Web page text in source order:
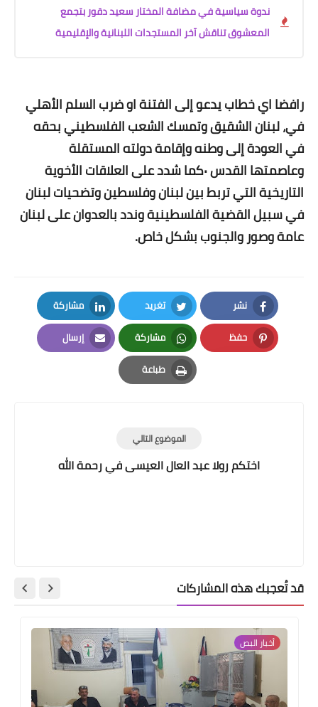
ندوة سياسية في مضافة المختار سعيد دقور بتجمع
المعشوق تناقش آخر المستجدات اللبنانية والإقليمية
رافضا اي خطاب يدعو إلى الفتنة او ضرب السلم الأهلي
في، لبنان الشقيق وتمسك الشعب الفلسطيني بحقه
في العودة إلى وطنه وإقامة دولته المستقلة
وعاصمتها القدس ٠كما شدد على العلاقات الأخوية
التاريخية التي تربط بين لبنان وفلسطين وتضحيات لبنان
في سبيل القضية الفلسطينية وندد بالعدوان على لبنان
عامة وصور والجنوب بشكل خاص.
نشر
Facebook
تغريد
Twitter
مشاركة
LinkedIn
حفظ
Pinterest
مشاركة
Whatsapp
إرسال
Email
طباعة
Print
الموضوع التالي
اختكم رولا عبد العال العيسى في رحمة الله
قد تُعجبك هذه المشاركات
أخبار ‏البص